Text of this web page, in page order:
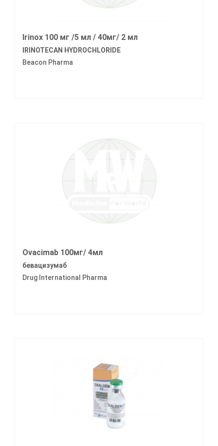
lrinox 100 мг /5 мл / 40мг/ 2 мл
IRINOTECAN HYDROCHLORIDE
Beacon Pharma
Ovacimab 100мг/ 4мл
бевацизумаб
Drug International Pharma